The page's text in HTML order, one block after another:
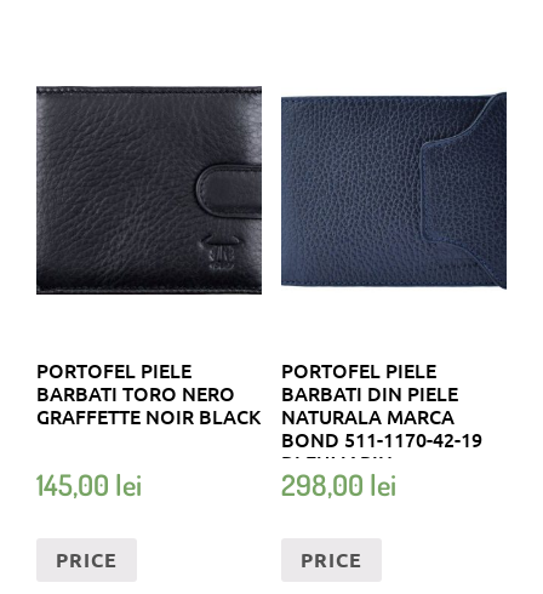
PORTOFEL PIELE
BARBATI TORO NERO
GRAFFETTE NOIR BLACK
145,00 lei
PRICE
PORTOFEL PIELE
BARBATI DIN PIELE
NATURALA MARCA
BOND 511-1170-42-19
BLEUMARIN
298,00 lei
PRICE